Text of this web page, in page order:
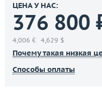
ЦЕНА У НАС:
376 800
4,006 € 4,629 $
Почему такая низкая
Способы оплаты